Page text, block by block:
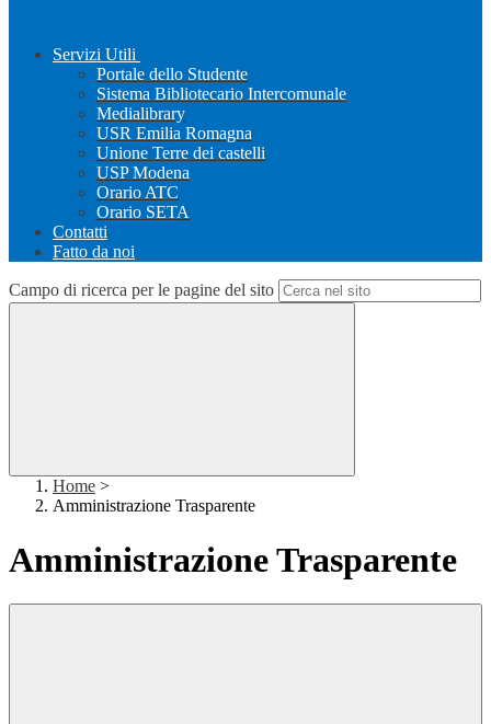
Servizi Utili
Portale dello Studente
Sistema Bibliotecario Intercomunale
Medialibrary
USR Emilia Romagna
Unione Terre dei castelli
USP Modena
Orario ATC
Orario SETA
Contatti
Fatto da noi
Campo di ricerca per le pagine del sito
Home >
Amministrazione Trasparente
Amministrazione Trasparente